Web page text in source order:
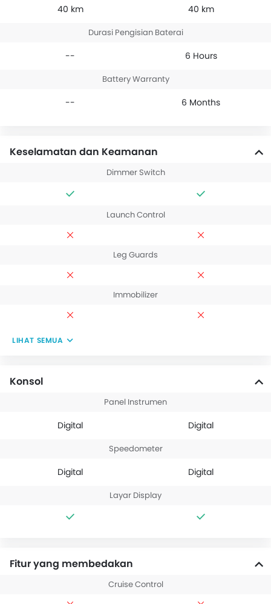
40 km 40 km
Durasi Pengisian Baterai
-- 6 Hours
Battery Warranty
-- 6 Months
Keselamatan dan Keamanan
Dimmer Switch
Launch Control
Leg Guards
Immobilizer
LIHAT SEMUA
Konsol
Panel Instrumen
Digital Digital
Speedometer
Digital Digital
Layar Display
Fitur yang membedakan
Cruise Control